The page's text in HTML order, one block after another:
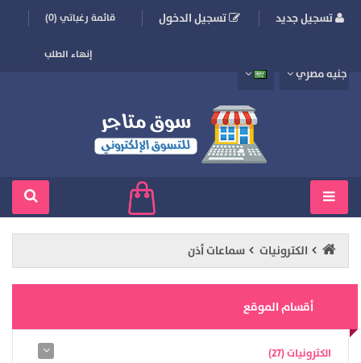
تسجيل جديد تسجيل الدخول قائمة رغباتي (0)
إنهاء الطلب
جنيه مصري
الكترونيات سماعات أذن
أقسام الموقع
الكترونيات (27)